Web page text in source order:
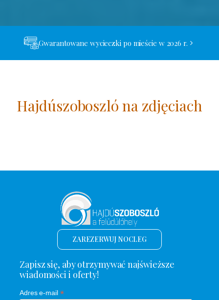
Gwarantowane wycieczki po mieście w 2026 r.
Hajdúszoboszló na zdjęciach
ZAREZERWUJ NOCLEG
Zapisz się, aby otrzymywać najświeższe
wiadomości i oferty!
Adres e-mail *